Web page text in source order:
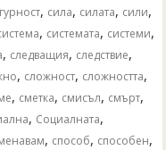
, сила, силата, сили,
, системата, системи,
, следващия, следствие,
, сложност, сложността,
, сметка, смисъл, смърт,
, Социалната,
, способ, способен,